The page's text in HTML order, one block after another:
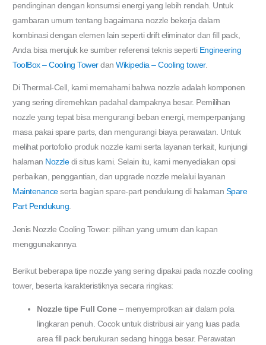
pendinginan dengan konsumsi energi yang lebih rendah. Untuk
gambaran umum tentang bagaimana nozzle bekerja dalam
kombinasi dengan elemen lain seperti drift eliminator dan fill pack,
Anda bisa merujuk ke sumber referensi teknis seperti Engineering
ToolBox – Cooling TowerdanWikipedia – Cooling tower.
Di Thermal-Cell, kami memahami bahwa nozzle adalah komponen
yang sering diremehkan padahal dampaknya besar. Pemilihan
nozzle yang tepat bisa mengurangi beban energi, memperpanjang
masa pakai spare parts, dan mengurangi biaya perawatan. Untuk
melihat portofolio produk nozzle kami serta layanan terkait, kunjungi
halaman Nozzledi situs kami. Selain itu, kami menyediakan opsi
perbaikan, penggantian, dan upgrade nozzle melalui layanan
Maintenanceserta bagian spare-part pendukung di halaman Spare
Part Pendukung.
Jenis Nozzle Cooling Tower: pilihan yang umum dan kapan
menggunakannya
Berikut beberapa tipe nozzle yang sering dipakai pada nozzle cooling
tower, beserta karakteristiknya secara ringkas:
Nozzle tipe Full Cone– menyemprotkan air dalam pola
lingkaran penuh. Cocok untuk distribusi air yang luas pada
area fill pack berukuran sedang hingga besar. Perawatan